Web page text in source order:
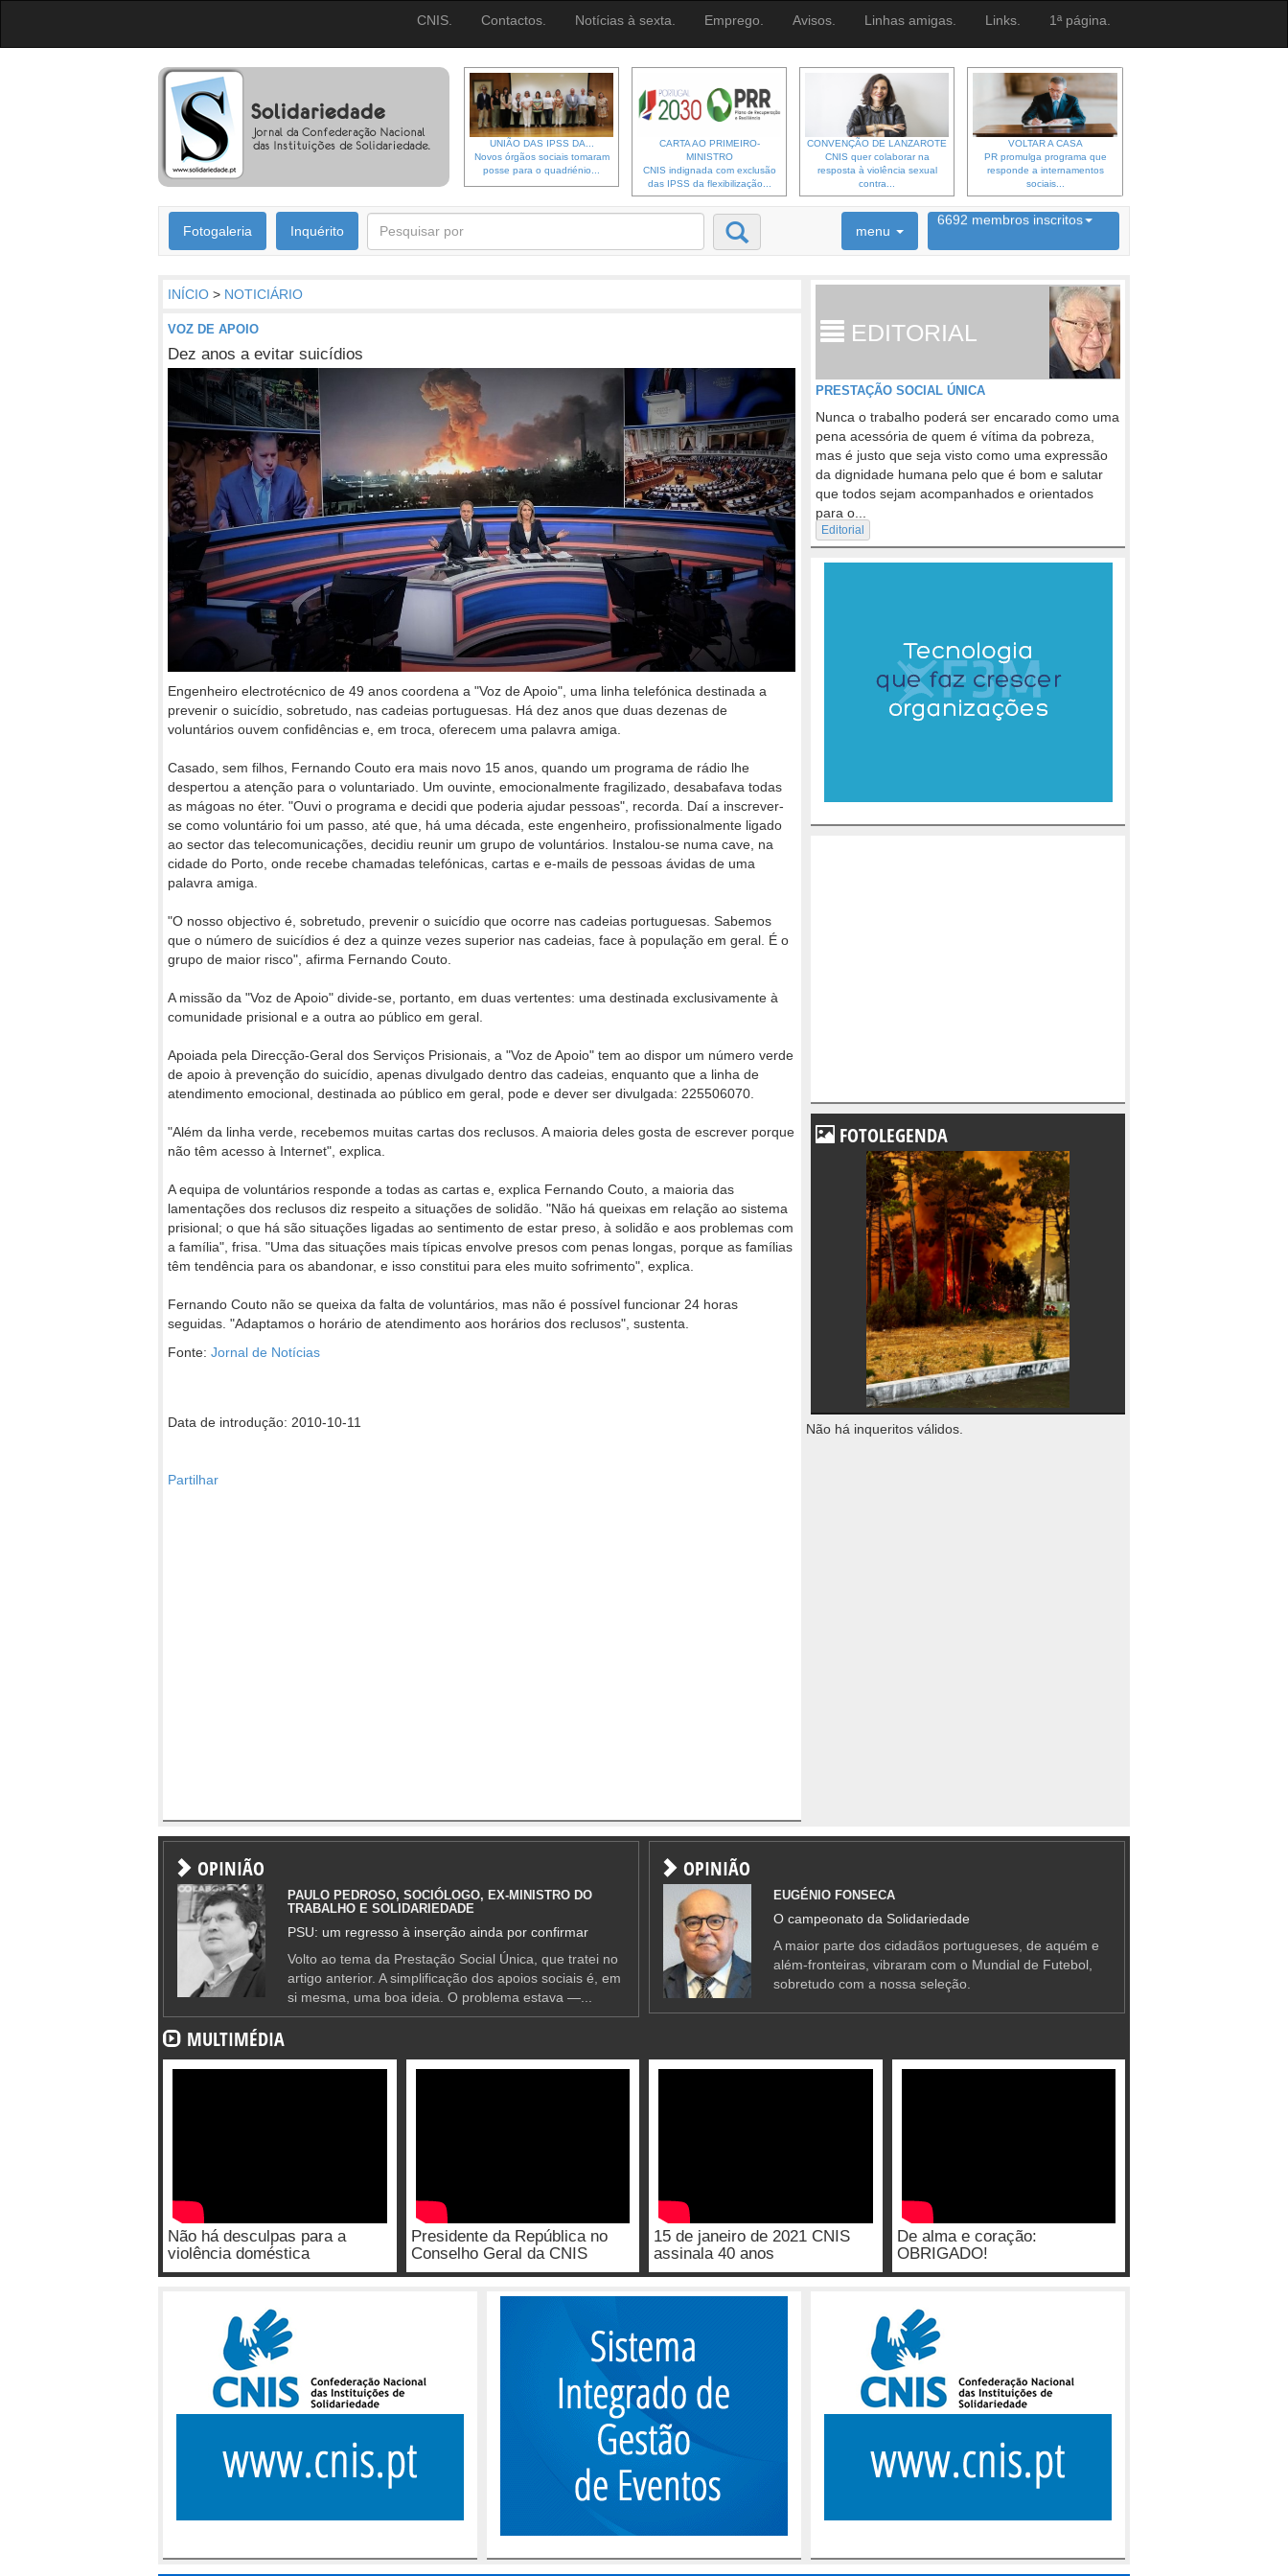
CNIS. Contactos. Notícias à sexta. Emprego. Avisos. Linhas amigas. Links. 1ª página.
UNIÃO DAS IPSS DA...
Novos órgãos sociais tomaram
posse para o quadriénio...
CARTA AO PRIMEIRO-
MINISTRO
CNIS indignada com exclusão
das IPSS da flexibilização...
CONVENÇÃO DE LANZAROTE
CNIS quer colaborar na
resposta à violência sexual
contra...
VOLTAR A CASA
PR promulga programa que
responde a internamentos
sociais...
Fotogaleria Inquérito menu 6692 membros inscritos
INÍCIO > NOTICIÁRIO
VOZ DE APOIO
Dez anos a evitar suicídios
Engenheiro electrotécnico de 49 anos coordena a "Voz de Apoio", uma linha telefónica destinada a
prevenir o suicídio, sobretudo, nas cadeias portuguesas. Há dez anos que duas dezenas de
voluntários ouvem confidências e, em troca, oferecem uma palavra amiga.
Casado, sem filhos, Fernando Couto era mais novo 15 anos, quando um programa de rádio lhe
despertou a atenção para o voluntariado. Um ouvinte, emocionalmente fragilizado, desabafava todas
as mágoas no éter. "Ouvi o programa e decidi que poderia ajudar pessoas", recorda. Daí a inscrever-
se como voluntário foi um passo, até que, há uma década, este engenheiro, profissionalmente ligado
ao sector das telecomunicações, decidiu reunir um grupo de voluntários. Instalou-se numa cave, na
cidade do Porto, onde recebe chamadas telefónicas, cartas e e-mails de pessoas ávidas de uma
palavra amiga.
"O nosso objectivo é, sobretudo, prevenir o suicídio que ocorre nas cadeias portuguesas. Sabemos
que o número de suicídios é dez a quinze vezes superior nas cadeias, face à população em geral. É o
grupo de maior risco", afirma Fernando Couto.
A missão da "Voz de Apoio" divide-se, portanto, em duas vertentes: uma destinada exclusivamente à
comunidade prisional e a outra ao público em geral.
Apoiada pela Direcção-Geral dos Serviços Prisionais, a "Voz de Apoio" tem ao dispor um número verde
de apoio à prevenção do suicídio, apenas divulgado dentro das cadeias, enquanto que a linha de
atendimento emocional, destinada ao público em geral, pode e dever ser divulgada: 225506070.
"Além da linha verde, recebemos muitas cartas dos reclusos. A maioria deles gosta de escrever porque
não têm acesso à Internet", explica.
A equipa de voluntários responde a todas as cartas e, explica Fernando Couto, a maioria das
lamentações dos reclusos diz respeito a situações de solidão. "Não há queixas em relação ao sistema
prisional; o que há são situações ligadas ao sentimento de estar preso, à solidão e aos problemas com
a família", frisa. "Uma das situações mais típicas envolve presos com penas longas, porque as famílias
têm tendência para os abandonar, e isso constitui para eles muito sofrimento", explica.
Fernando Couto não se queixa da falta de voluntários, mas não é possível funcionar 24 horas
seguidas. "Adaptamos o horário de atendimento aos horários dos reclusos", sustenta.
Fonte: Jornal de Notícias
Data de introdução: 2010-10-11
Partilhar
EDITORIAL
PRESTAÇÃO SOCIAL ÚNICA
Nunca o trabalho poderá ser encarado como uma
pena acessória de quem é vítima da pobreza,
mas é justo que seja visto como uma expressão
da dignidade humana pelo que é bom e salutar
que todos sejam acompanhados e orientados
para o...
Editorial
FOTOLEGENDA
Não há inqueritos válidos.
OPINIÃO
PAULO PEDROSO, SOCIÓLOGO, EX-MINISTRO DO
TRABALHO E SOLIDARIEDADE
PSU: um regresso à inserção ainda por confirmar
Volto ao tema da Prestação Social Única, que tratei no
artigo anterior. A simplificação dos apoios sociais é, em
si mesma, uma boa ideia. O problema estava —...
OPINIÃO
EUGÉNIO FONSECA
O campeonato da Solidariedade
A maior parte dos cidadãos portugueses, de aquém e
além-fronteiras, vibraram com o Mundial de Futebol,
sobretudo com a nossa seleção.
MULTIMÉDIA
Não há desculpas para a
violência doméstica
Presidente da República no
Conselho Geral da CNIS
15 de janeiro de 2021 CNIS
assinala 40 anos
De alma e coração:
OBRIGADO!